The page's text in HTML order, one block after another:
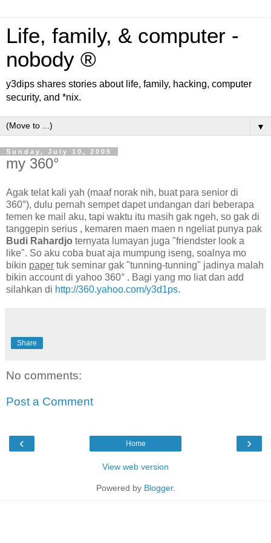
Life, family, & computer -
nobody ®
y3dips shares stories about life, family, hacking, computer
security, and *nix.
▼
Sunday, July 10, 2005
my 360°
Agak telat kali yah (maaf norak nih, buat para senior di
360°), dulu pernah sempet dapet undangan dari beberapa
temen ke mail aku, tapi waktu itu masih gak ngeh, so gak di
tanggepin serius , kemaren maen maen n ngeliat punya pak
Budi Rahardjo ternyata lumayan juga "friendster look a
like". So aku coba buat aja mumpung iseng, soalnya mo
bikin paper tuk seminar gak "tunning-tunning" jadinya malah
bikin account di yahoo 360° . Bagi yang mo liat dan add
silahkan di http://360.yahoo.com/y3d1ps.
Share
No comments:
Post a Comment
‹ ›
Home
View web version
Powered by Blogger.